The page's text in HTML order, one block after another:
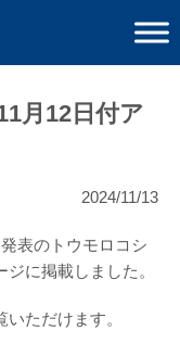
月12日付ア
2024/11/13
表のトウモロコシ
に掲載しました。
ただけます。